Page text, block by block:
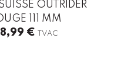
OUTRIDER
111 MM
€ TVAC